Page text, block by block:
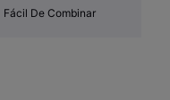
Fácil De Combinar